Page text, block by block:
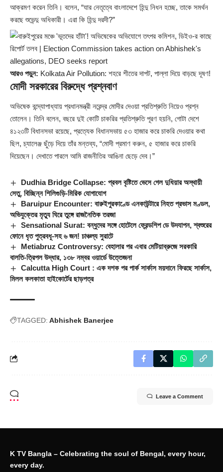
আক্রমণ করেন তিনি। বলেন, “যার নেতৃত্বে বাংলাদেশে হিন্দু নিধন হচ্ছে, তাকে সমর্থন
করছে শুভেন্দু অধিকারী। এরা কি হিন্দু দরদী?”
আরও পড়ুন: Kolkata Air Pollution: শহরে শীতের দাপট, পাল্লা দিয়ে বাড়ছে দূষণ!
মোদী সরকারের বিরুদ্ধে প্রশ্নবাণ
অভিষেক বন্দ্যোপাধ্যায় প্রধানমন্ত্রী নরেন্দ্র মোদীর দেওয়া প্রতিশ্রুতি নিয়েও প্রশ্ন
তোলেন। তিনি বলেন, বছরে দুই কোটি চাকরির প্রতিশ্রুতি পূরণ হয়নি, গোটা দেশে
৪১২৩টি বিধানসভা রয়েছে, প্রত্যেক বিধানসভায় ৫৩ হাজার করে চাকরি দেওয়ার কথা
ছিল, চ্যালেঞ্জ ছুঁড়ে দিয়ে তাঁর মন্তব্য, “মোদী প্রমাণ করুন, ৫ হাজার করে চাকরি
দিয়েছেন। দেখাতে পারলে আমি রাজনীতির আঙিনা ছেড়ে দেব।”
Dudhia Bridge Collapse: প্রবল বৃষ্টিতে ভেসে গেল দুধিয়ার অস্থায়ী
সেতু, বিচ্ছিন্ন শিলিগুড়ি-মিরিক যোগাযোগ
Baruipur Encounter: বারুইপুরকাণ্ডে এনকাউন্টারে নিহত প্রভাস মণ্ডল,
অভিযুক্তের মৃত্যু ঘিরে তুঙ্গে রাজনৈতিক তরজা
Sensational Surat: বন্ধুদের সঙ্গে হোটেলে ফ্রেন্ডশিপ ডে উদযাপন, শ্বশুরের
ফোনে ধৃত পুত্রবধূ-সহ ৬ জন! চাঞ্চল্য সুরাটে
Metiabruz Controversy: বেহালার পর এবার মেটিয়াব্রুজে সরকারি
বালতি-ত্রিপল উদ্ধার, ১৩৮ নম্বর ওয়ার্ডে উত্তেজনা
Calcutta High Court : এক দশক পর পার্ক সার্কাস ময়দানে ফিরছে সার্কাস,
মিলল কলকাতা হাইকোর্টের ছাড়পত্র
TAGGED: Abhishek Banerjee
Leave a Comment
K TV Bangla – Celebrating the soul of Bengal, every hour,
every day.